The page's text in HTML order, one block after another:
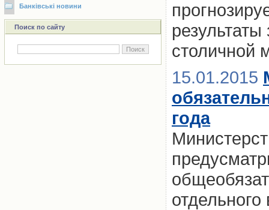
Банківські новини
Поиск по сайту
столичной
15.01.2015
года